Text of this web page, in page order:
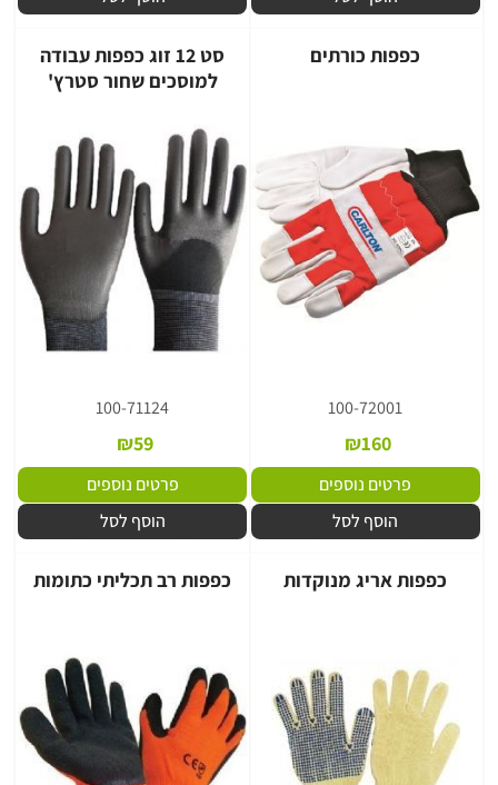
כפפות כורתים
100-72001
₪160
פרטים נוספים
הוסף לסל
סט 12 זוג כפפות עבודה
למוסכים שחור סטרץ'
100-71124
₪59
פרטים נוספים
הוסף לסל
כפפות אריג מנוקדות כפפות רב תכליתי כתומות